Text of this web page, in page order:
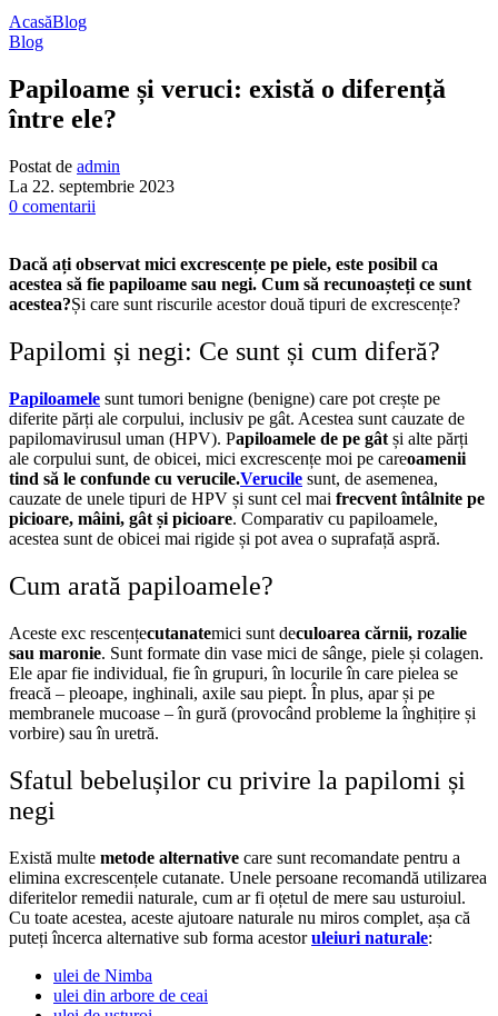
AcasăBlog
Blog
Papiloame și veruci: există o diferență
între ele?
Postat de admin
La 22. septembrie 2023
0 comentarii
Dacă ați observat mici excrescențe pe piele, este posibil ca
acestea să fie papiloame sau negi. Cum să recunoașteți ce sunt
acestea?Și care sunt riscurile acestor două tipuri de excrescențe?
Papilomi și negi: Ce sunt și cum diferă?
Papiloamele sunt tumori benigne (benigne) care pot crește pe
diferite părți ale corpului, inclusiv pe gât. Acestea sunt cauzate de
papilomavirusul uman (HPV). Papiloamele de pe gât și alte părți
ale corpului sunt, de obicei, mici excrescențe moi pe careoamenii
tind să le confunde cu verucile.Verucile sunt, de asemenea,
cauzate de unele tipuri de HPV și sunt cel mai frecvent întâlnite pe
picioare, mâini, gât și picioare. Comparativ cu papiloamele,
acestea sunt de obicei mai rigide și pot avea o suprafață aspră.
Cum arată papiloamele?
Aceste exc rescențecutanatemici sunt deculoarea cărnii, rozalie
sau maronie. Sunt formate din vase mici de sânge, piele și colagen.
Ele apar fie individual, fie în grupuri, în locurile în care pielea se
freacă – pleoape, inghinali, axile sau piept. În plus, apar și pe
membranele mucoase – în gură (provocând probleme la înghițire și
vorbire) sau în uretră.
Sfatul bebelușilor cu privire la papilomi și
negi
Există multe metode alternative care sunt recomandate pentru a
elimina excrescențele cutanate. Unele persoane recomandă utilizarea
diferitelor remedii naturale, cum ar fi oțetul de mere sau usturoiul.
Cu toate acestea, aceste ajutoare naturale nu miros complet, așa că
puteți încerca alternative sub forma acestoruleiuri naturale:
ulei de Nimba
ulei din arbore de ceai